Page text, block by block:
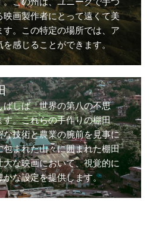
画製作者にとって遠くて美
す。この特定の場所では、ア
を感じることができます。
しば「世界の第八の不思
。これらの手作りの棚田
技術と農業の腕前を見事に
まれた山々に囲まれた棚田
な映画において、視覚的に
な設定を提供します。